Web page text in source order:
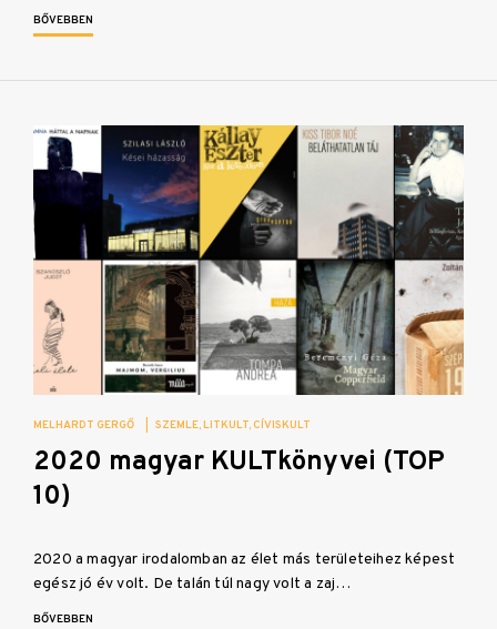
BŐVEBBEN
MELHARDT GERGŐ SZEMLE LITKULT CÍVISKULT
2020 magyar KULTkönyvei (TOP
10)
2020 a magyar irodalomban az élet más területeihez képest
egész jó év volt. De talán túl nagy volt a zaj…
BŐVEBBEN